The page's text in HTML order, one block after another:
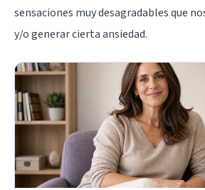
sensaciones muy desagradables que
y/o generar cierta ansiedad.